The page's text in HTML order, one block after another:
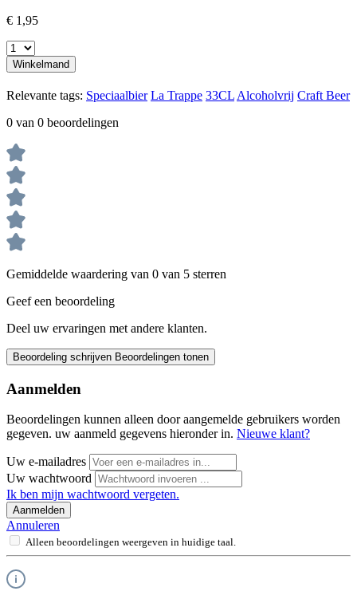
€ 1,95
Winkelmand
Relevante tags: Speciaalbier La Trappe 33CL Alcoholvrij Craft Beer
0 van 0 beoordelingen
Gemiddelde waardering van 0 van 5 sterren
Geef een beoordeling
Deel uw ervaringen met andere klanten.
Beoordeling schrijven Beoordelingen tonen
Aanmelden
Beoordelingen kunnen alleen door aangemelde gebruikers worden
gegeven. uw aanmeld gegevens hieronder in. Nieuwe klant?
Uw e-mailadres
Uw wachtwoord
Ik ben mijn wachtwoord vergeten.
Aanmelden
Annuleren
Alleen beoordelingen weergeven in huidige taal.